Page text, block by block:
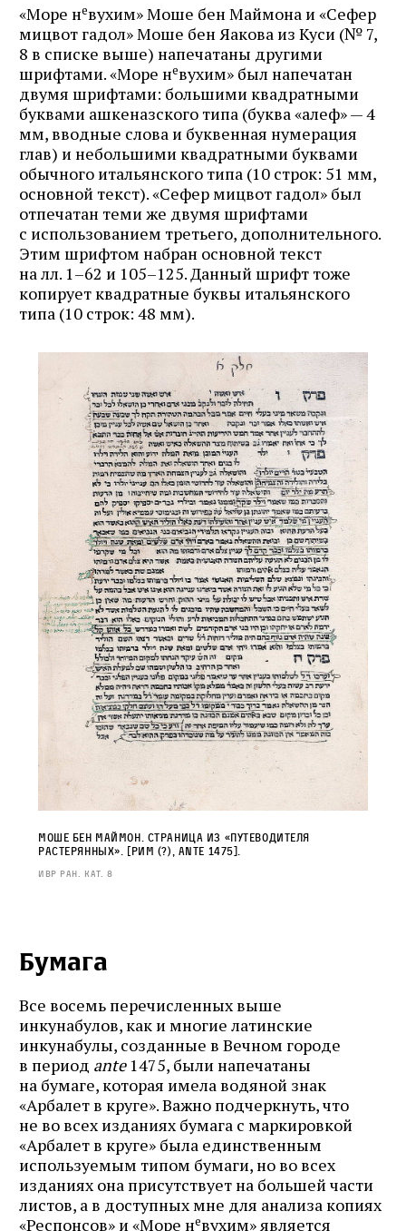
«Море невухим» Моше бен Маймона и «Сефер
мицвот гадол» Моше бен Яакова из Куси (№ 7,
8 в списке выше) напечатаны другими
шрифтами. «Море невухим» был напечатан
двумя шрифтами: большими квадратными
буквами ашкеназского типа (буква «алеф» — 4
мм, вводные слова и буквенная нумерация
глав) и небольшими квадратными буквами
обычного итальянского типа (10 строк: 51 мм,
основной текст). «Сефер мицвот гадол» был
отпечатан теми же двумя шрифтами
с использованием третьего, дополнительного.
Этим шрифтом набран основной текст
на лл. 1–62 и 105–125. Данный шрифт тоже
копирует квадратные буквы итальянского
типа (10 строк: 48 мм).
Моше бен Маймон. Страница из «Путеводителя
растерянных». [Рим (?), ante 1475].
ИВР РАН. Кат. 8
Бумага
Все восемь перечисленных выше
инкунабулов, как и многие латинские
инкунабулы, созданные в Вечном городе
в период ante 1475, были напечатаны
на бумаге, которая имела водяной знак
«Арбалет в круге». Важно подчеркнуть, что
не во всех изданиях бумага с маркировкой
«Арбалет в круге» была единственным
используемым типом бумаги, но во всех
изданиях она присутствует на большей части
листов, а в доступных мне для анализа копиях
«Респонсов» и «Море невухим» является
Журнал ЛЕХАИМ в вашем
email
Подпишитесь на рассылку журнала ЛЕХАИМ и получайте
самые интересные публикации с сайта по электронной